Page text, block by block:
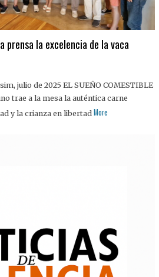
prensa la excelencia de la vaca
julio de 2025 EL SUEÑO COMESTIBLE
trae a la mesa la auténtica carne
y la crianza en libertad More